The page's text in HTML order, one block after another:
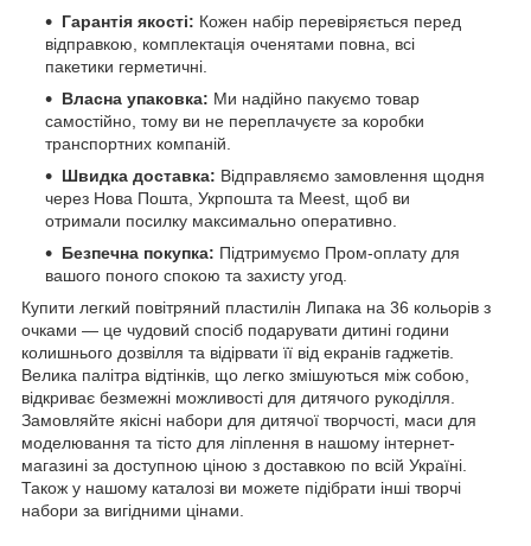
Гарантія якості: Кожен набір перевіряється перед
відправкою, комплектація оченятами повна, всі
пакетики герметичні.
Власна упаковка: Ми надійно пакуємо товар
самостійно, тому ви не переплачуєте за коробки
транспортних компаній.
Швидка доставка: Відправляємо замовлення щодня
через Нова Пошта, Укрпошта та Meest, щоб ви
отримали посилку максимально оперативно.
Безпечна покупка: Підтримуємо Пром-оплату для
вашого поного спокою та захисту угод.
Купити легкий повітряний пластилін Липака на 36 кольорів з
очками — це чудовий спосіб подарувати дитині години
колишнього дозвілля та відірвати її від екранів гаджетів.
Велика палітра відтінків, що легко змішуються між собою,
відкриває безмежні можливості для дитячого рукоділля.
Замовляйте якісні набори для дитячої творчості, маси для
моделювання та тісто для ліплення в нашому інтернет-
магазині за доступною ціною з доставкою по всій Україні.
Також у нашому каталозі ви можете підібрати інші творчі
набори за вигідними цінами.